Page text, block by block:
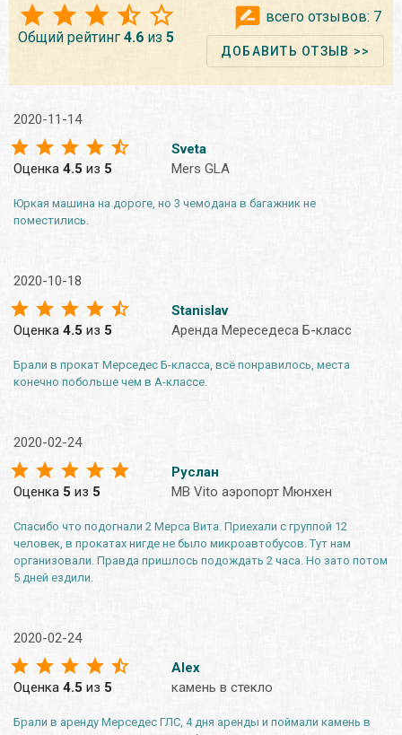
Общий рейтинг 4.6 из 5
всего отзывов: 7
ДОБАВИТЬ ОТЗЫВ >>
2020-11-14
Оценка 4.5 из 5
Sveta
Mers GLA
Юркая машина на дороге, но 3 чемодана в багажник не
поместились.
2020-10-18
Оценка 4.5 из 5
Stanislav
Аренда Мереседеса Б-класс
Брали в прокат Мерседес Б-класса, всё понравилось, места
конечно побольше чем в А-классе.
2020-02-24
Оценка 5 из 5
Руслан
MB Vito аэропорт Мюнхен
Спасибо что подогнали 2 Мерса Вита. Приехали с группой 12
человек, в прокатах нигде не было микроавтобусов. Тут нам
организовали. Правда пришлось подождать 2 часа. Но зато потом
5 дней ездили.
2020-02-24
Оценка 4.5 из 5
Alex
камень в стекло
Брали в аренду Мерседес ГЛС, 4 дня аренды и поймали камень в